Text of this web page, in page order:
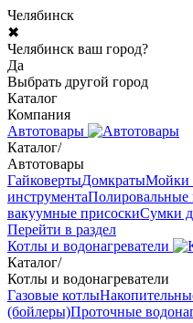
Челябинск
✖
Челябинск ваш город?
Да
Выбрать другой город
Каталог
Компания
Автотовары
Каталог/
Автотовары
ГайковертыДомкратыМойки
инструмента
вакуумные присоскиСумки
Перейти в раздел
Котлы и водонагреватели
Каталог/
Котлы и водонагреватели
Газовые котлы
(бойлеры)Проточные